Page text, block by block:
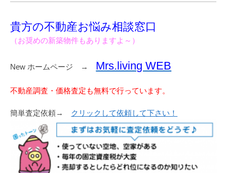
貴方の不動産お悩み相談窓口
（お奨めの新築物件もありますよ～）
New ホームページ → Mrs.living WEB
不動産調査・価格査定も無料で行っています。
簡単査定依頼→ クリックして依頼して下さい！